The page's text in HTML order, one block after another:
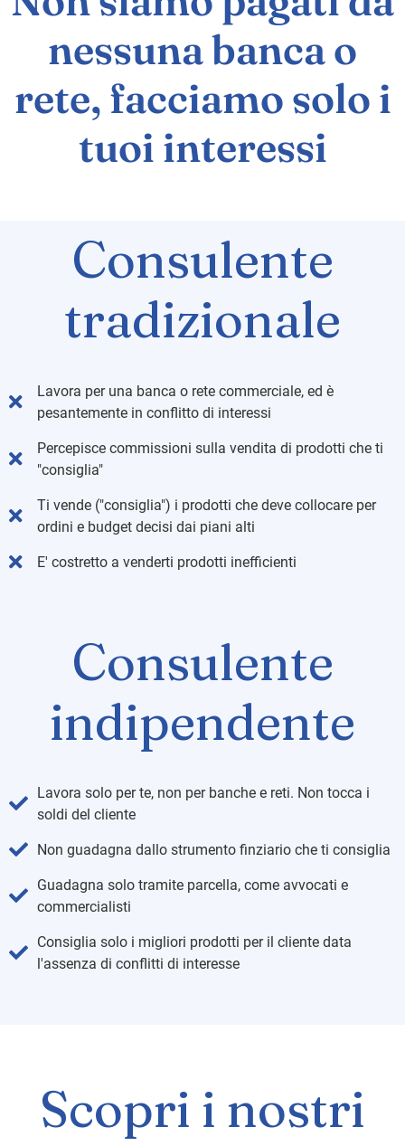
nessuna banca o
rete, facciamo solo i
tuoi interessi
Consulente
tradizionale
Lavora per una banca o rete commerciale, ed è
pesantemente in conflitto di interessi
Percepisce commissioni sulla vendita di prodotti che ti
"consiglia"
Ti vende ("consiglia") i prodotti che deve collocare per
ordini e budget decisi dai piani alti
E' costretto a venderti prodotti inefficienti
Consulente
indipendente
Lavora solo per te, non per banche e reti. Non tocca i
soldi del cliente
Non guadagna dallo strumento finziario che ti consiglia
Guadagna solo tramite parcella, come avvocati e
commercialisti
Consiglia solo i migliori prodotti per il cliente data
l'assenza di conflitti di interesse
Scopri i nostri